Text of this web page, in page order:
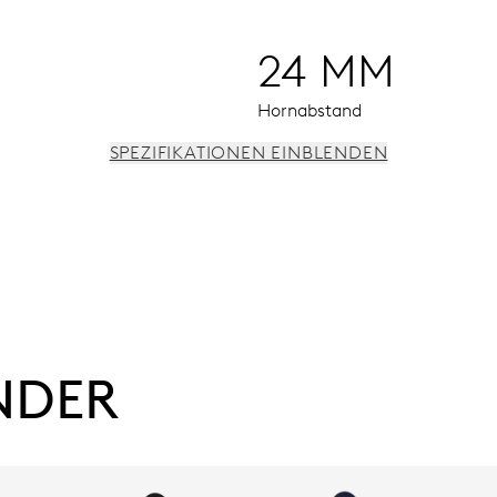
24 MM
Hornabstand
SPEZIFIKATIONEN EINBLENDEN